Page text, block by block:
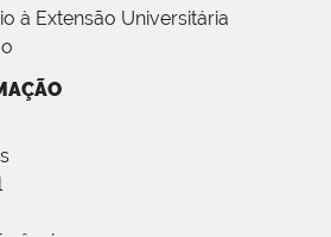
à Extensão Universitária